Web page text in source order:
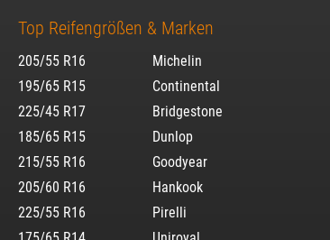
Top Reifengrößen & Marken
205/55 R16
195/65 R15
225/45 R17
185/65 R15
215/55 R16
205/60 R16
225/55 R16
Michelin
Continental
Bridgestone
Dunlop
Goodyear
Hankook
Pirelli